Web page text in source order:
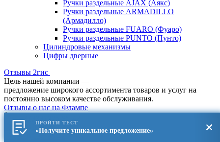
Ручки раздельные AJAX (Аякс)
Ручки раздельные ARMADILLO
(Армадилло)
Ручки раздельные FUARO (Фуаро)
Ручки раздельные PUNTO (Пунто)
Цилиндровые механизмы
Цифры дверные
Отзывы 2гис
Цель нашей компании —
предложение широкого ассортимента товаров и услуг на
постоянно высоком качестве обслуживания.
Отзывы о нас на Флампе
+7 (383) 375-95-42
+7 (383) 375-95-42
+7 (923) 136-95-42
ПРОЙТИ ТЕСТ
«Получите уникальное предложение»